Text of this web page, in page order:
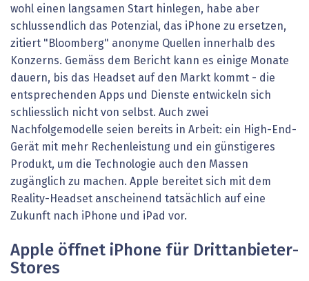
wohl einen langsamen Start hinlegen, habe aber
schlussendlich das Potenzial, das iPhone zu ersetzen,
zitiert "Bloomberg" anonyme Quellen innerhalb des
Konzerns. Gemäss dem Bericht kann es einige Monate
dauern, bis das Headset auf den Markt kommt - die
entsprechenden Apps und Dienste entwickeln sich
schliesslich nicht von selbst. Auch zwei
Nachfolgemodelle seien bereits in Arbeit: ein High-End-
Gerät mit mehr Rechenleistung und ein günstigeres
Produkt, um die Technologie auch den Massen
zugänglich zu machen. Apple bereitet sich mit dem
Reality-Headset anscheinend tatsächlich auf eine
Zukunft nach iPhone und iPad vor.
Apple öffnet iPhone für Drittanbieter-
Stores